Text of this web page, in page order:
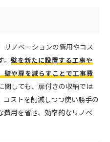
リノベーションの費用やコス
。壁を新たに設置する工事や
壁や扉を減らすことで工事費
関しても、扉付きの収納では
ストを削減しつつ使い勝手の
費用を省き、効率的なリノベ